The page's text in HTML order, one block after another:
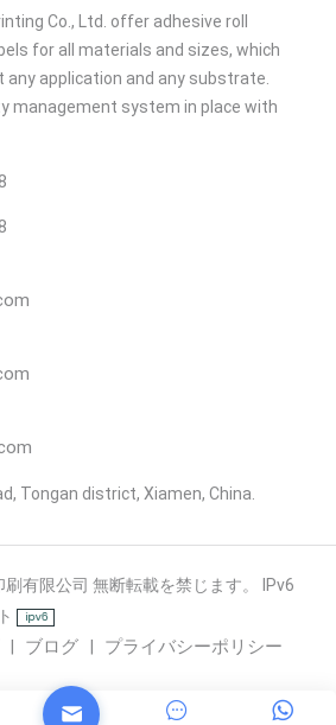
Co., Ltd. offer adhesive roll
for all materials and sizes, which
application and any substrate.
management system in place with
Tongan district, Xiamen, China.
有限公司 無断転載を禁じます。 IPv6
ブログ プライバシーポリシー